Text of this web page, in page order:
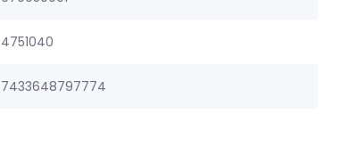
4751040
7433648797774